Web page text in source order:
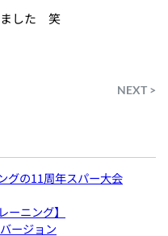
ました 笑
NEXT >
グの11周年スパー大会
ーニング】
ージョン